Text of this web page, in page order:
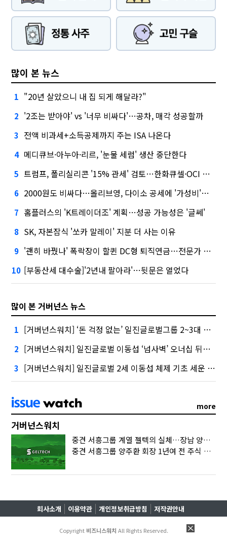
많이 본 뉴스
1 "20년 살았으니 내 집 되게 해달라?"
2 '2조는 받아야' vs '너무 비싸다'…공차, 매각 성공할까
3 전액 비과세+소득공제까지 주는 ISA 나온다
4 메디큐브·아누아·리르, '눈물 세럼' 생산 중단한다
5 트럼프, 폴리실리콘 '15% 관세' 검토…한화큐셀·OCI 영향은?
6 2000원도 비싸다…올리브영, 다이소 공세에 '가성비'로 맞불
7 홈플러스의 'K트레이더조' 계획…성공 가능성은 '글쎄'
8 SK, 자본잠식 '쏘카 말레이' 지분 더 사는 이유
9 '괜히 바꿨나' 폭락장이 할퀸 DC형 퇴직연금…전문가 조언은
10 [부동산세 대수술]'2년내 팔아라'…뒷문은 열었다
많이 본 거버넌스 뉴스
1 [거버넌스워치] ‘돈 걱정 없는’ 일진글로벌그룹 2~3대 승계 ‘술술’
2 [거버넌스워치] 일진글로벌 이동섭 ‘넘사벽’ 오너십 뒤엔 ‘1조 주식 소각’
3 [거버넌스워치] 일진글로벌 2세 이동섭 체제 기초 세운 ‘일진 2640억’
more
거버넌스워치
중견 서흥그룹 계열 젤텍의 실체…장남 양준택의 ‘마르지 않는 샘’
중견 서흥그룹 양주환 회장 1년여 전 주식 증여…‘다 계산이 있었구나’
회사소개 이용약관 개인정보취급방침 저작권안내
Copyright 비즈니스워치 All Rights Reserved.